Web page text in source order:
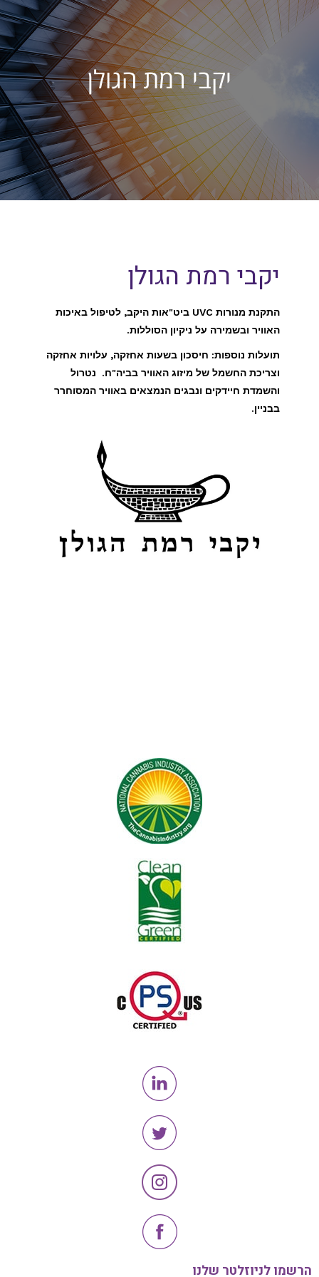
יקבי רמת הגולן
יקבי רמת הגולן
התקנת מנורות UVC ביט"אות היקב, לטיפול באיכות
האוויר ובשמירה על ניקיון הסוללות.
תועלות נוספות: חיסכון בשעות אחזקה, עלויות אחזקה
וצריכת החשמל של מיזוג האוויר בביה"ח. נטרול
והשמדת חיידקים ונבגים הנמצאים באוויר המסוחרר
בבניין.
הרשמו לניוזלטר שלנו